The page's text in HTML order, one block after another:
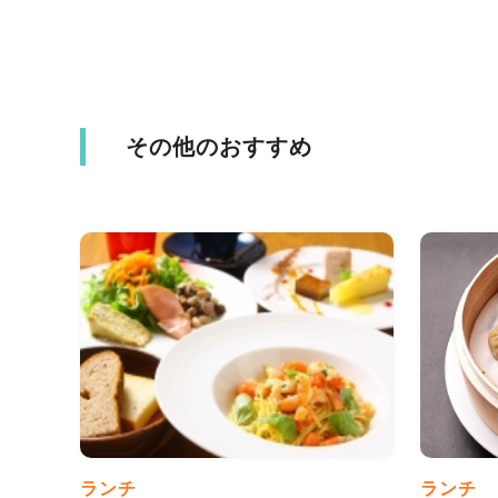
その他のおすすめ
ランチ ランチ